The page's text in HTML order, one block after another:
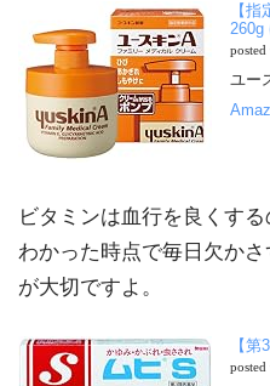
【
260g
ユー
ビタミンは血行を良くす
わかった時点で毎日欠か
が大切ですよ。
【
posted